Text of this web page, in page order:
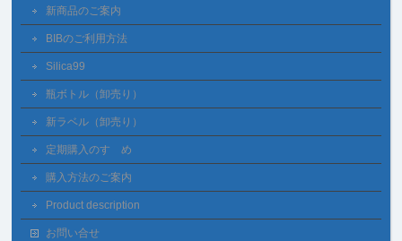
新商品のご案内
BIBのご利用方法
Silica99
瓶ボトル（卸売り）
新ラベル（卸売り）
定期購入のすゝめ
購入方法のご案内
Product description
お問い合せ